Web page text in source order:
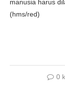
manusia harus
(hms/red)
0